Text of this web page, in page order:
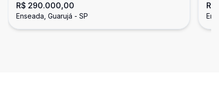
Enseada, Guarujá
R$ 290.000,00
Enseada, Guarujá - SP